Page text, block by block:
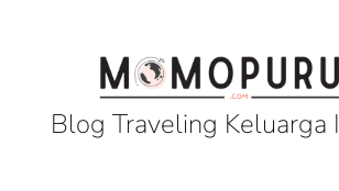
Blog Traveling Keluarga